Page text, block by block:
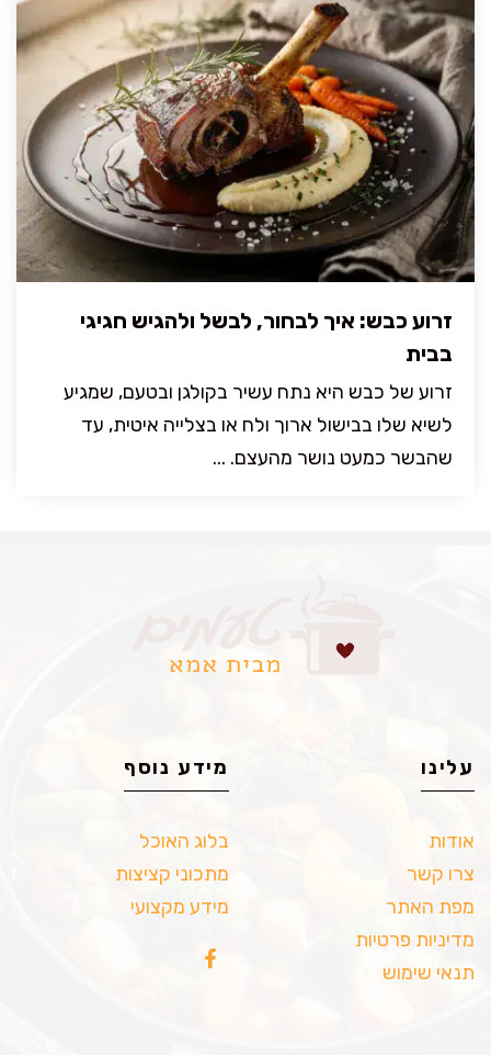
זרוע כבש: איך לבחור, לבשל ולהגיש חגיגי
בבית
זרוע של כבש היא נתח עשיר בקולגן ובטעם, שמגיע
לשיא שלו בבישול ארוך ולח או בצלייה איטית, עד
שהבשר כמעט נושר מהעצם. ...
עלינו
אודות
צרו קשר
מפת האתר
מדיניות פרטיות
תנאי שימוש
מידע נוסף
בלוג האוכל
מתכוני קציצות
מידע מקצועי